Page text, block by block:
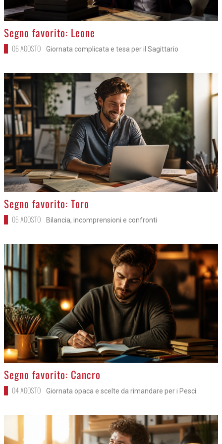
>
Segno favorito: Leone
06 AGOSTO Giornata complicata e tesa per il Sagittario
>
Segno favorito: Toro
05 AGOSTO Bilancia, incomprensioni e confronti
>
Segno favorito: Cancro
04 AGOSTO Giornata opaca e scelte da rimandare per i Pesci